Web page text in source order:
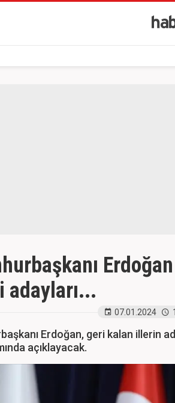
adayları...
07.01.2024
Erdoğan, geri kalan illerin
açıklayacak.